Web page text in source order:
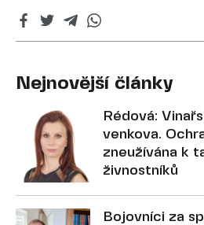
Nejnovější články
Rédová:
venkova.
zneužívána k
živnostníků
Bojovníci za